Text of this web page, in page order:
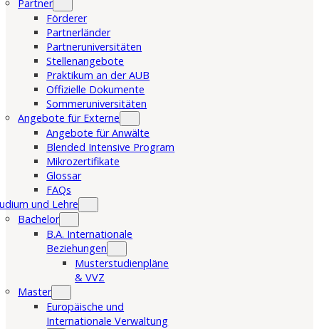
Partner
Förderer
Partnerländer
Partneruniversitäten
Stellenangebote
Praktikum an der AUB
Offizielle Dokumente
Sommeruniversitäten
Angebote für Externe
Angebote für Anwälte
Blended Intensive Program
Mikrozertifikate
Glossar
FAQs
und Lehre
Bachelor
B.A. Internationale
Beziehungen
Musterstudienpläne
& VVZ
Master
Europäische und
Internationale Verwaltung